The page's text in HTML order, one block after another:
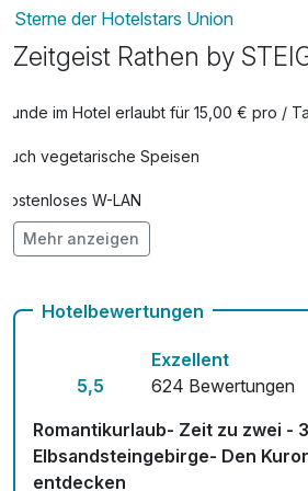
Sterne der Hotelstars Union
Zeitgeist Rathen by
Hunde im Hotel erlaubt für
Auch vegetarische Speisen
Kostenloses W-LAN
Mit Hotelbar
Mehr anzeigen
Hotelbewertungen
5,5
Exzellent
624 Bewertungen
Romantikurlaub- Zeit zu zwei -
Elbsandsteingebirge- Den
entdecken